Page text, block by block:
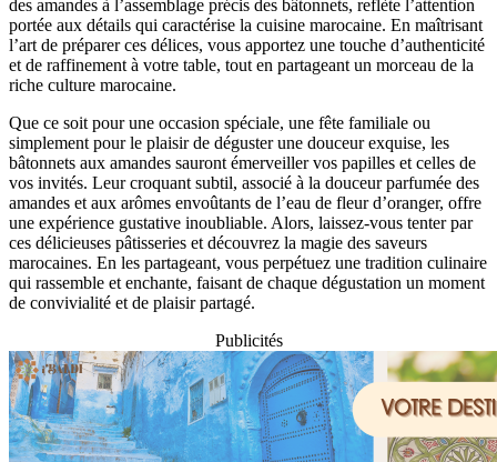
des amandes à l’assemblage précis des bâtonnets, reflète l’attention
portée aux détails qui caractérise la cuisine marocaine. En maîtrisant
l’art de préparer ces délices, vous apportez une touche d’authenticité
et de raffinement à votre table, tout en partageant un morceau de la
riche culture marocaine.
Que ce soit pour une occasion spéciale, une fête familiale ou
simplement pour le plaisir de déguster une douceur exquise, les
bâtonnets aux amandes sauront émerveiller vos papilles et celles de
vos invités. Leur croquant subtil, associé à la douceur parfumée des
amandes et aux arômes envoûtants de l’eau de fleur d’oranger, offre
une expérience gustative inoubliable. Alors, laissez-vous tenter par
ces délicieuses pâtisseries et découvrez la magie des saveurs
marocaines. En les partageant, vous perpétuez une tradition culinaire
qui rassemble et enchante, faisant de chaque dégustation un moment
de convivialité et de plaisir partagé.
Publicités